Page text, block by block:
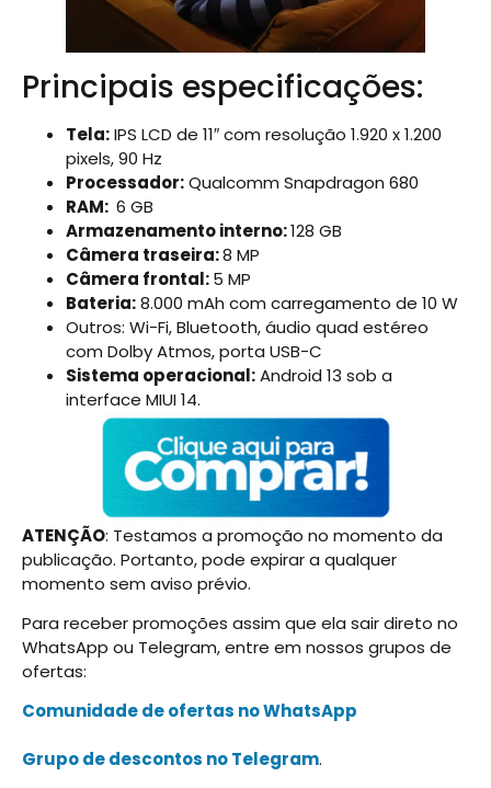
Principais especificações:
Tela:IPS LCD de 11″ com resolução 1.920 x 1.200
pixels, 90 Hz
Processador:Qualcomm Snapdragon 680
RAM: 6 GB
Armazenamento interno:128 GB
Câmera traseira:8 MP
Câmera frontal:5 MP
Bateria:8.000 mAh com carregamento de 10 W
Outros: Wi-Fi, Bluetooth, áudio quad estéreo
com Dolby Atmos, porta USB-C
Sistema operacional:Android 13 sob a
interface MIUI 14.
ATENÇÃO: Testamos a promoção no momento da
publicação. Portanto, pode expirar a qualquer
momento sem aviso prévio.
Para receber promoções assim que ela sair direto no
WhatsApp ou Telegram, entre em nossos grupos de
ofertas:
Comunidade de ofertas no WhatsApp
Grupo de descontos no Telegram.